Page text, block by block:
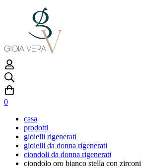
0
casa
prodotti
gioielli rigenerati
gioielli da donna rigenerati
ciondoli da donna rigenerati
ciondolo oro bianco stella con zirconi